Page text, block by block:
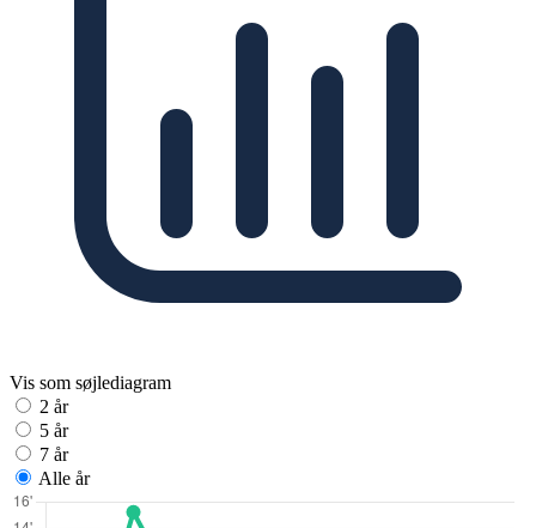
Vis som søjlediagram
2 år
5 år
7 år
Alle år